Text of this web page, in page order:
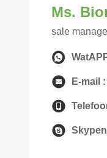
Ms.
sale
E-mail :